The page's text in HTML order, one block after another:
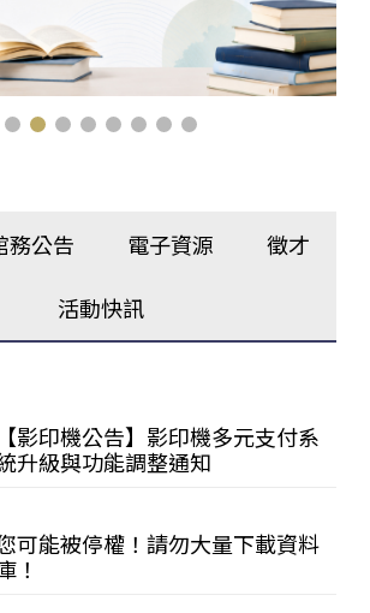
務公告 電子資源 徵才
活動快訊
【影印機公告】影印機多元支付系
升級與功能調整通知
可能被停權！請勿大量下載資料
！